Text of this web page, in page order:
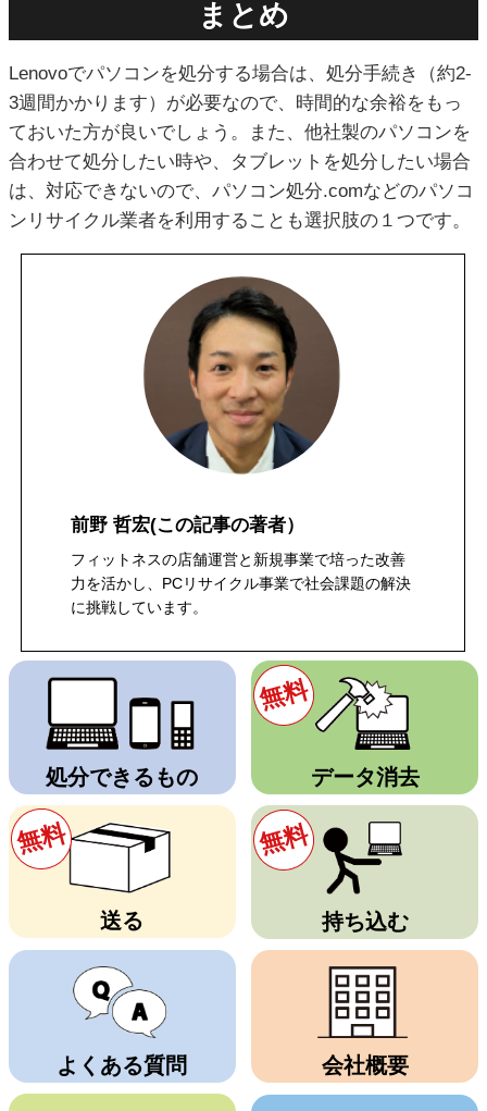
まとめ
Lenovoでパソコンを処分する場合は、処分手続き（約2-
3週間かかります）が必要なので、時間的な余裕をもっ
ておいた方が良いでしょう。また、他社製のパソコンを
合わせて処分したい時や、タブレットを処分したい場合
は、対応できないので、パソコン処分.comなどのパソコ
ンリサイクル業者を利用することも選択肢の１つです。
前野 哲宏(この記事の著者）
フィットネスの店舗運営と新規事業で培った改善
力を活かし、PCリサイクル事業で社会課題の解決
に挑戦しています。
処分できるもの データ消去
無料
送る
無料
持ち込む
無料
よくある質問 会社概要